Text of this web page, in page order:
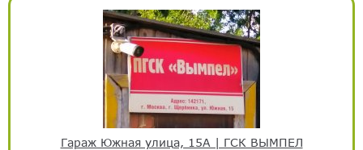
Гараж Южная улица, 15А | ГСК ВЫМПЕЛ